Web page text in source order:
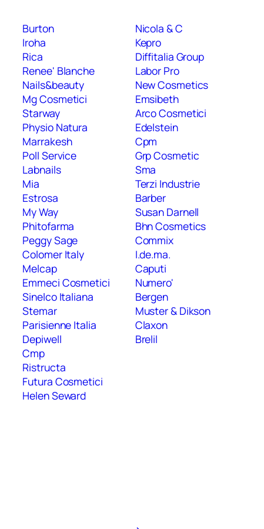
Burton
Iroha
Rica
Renee' Blanche
Nails&beauty
Mg Cosmetici
Starway
Physio Natura
Marrakesh
Poll Service
Labnails
Mia
Estrosa
My Way
Phitofarma
Peggy Sage
Colomer Italy
Melcap
Emmeci Cosmetici
Sinelco Italiana
Stemar
Parisienne Italia
Depiwell
Cmp
Ristructa
Futura Cosmetici
Helen Seward
Nicola & C
Kepro
Diffitalia Group
Labor Pro
New Cosmetics
Emsibeth
Arco Cosmetici
Edelstein
Cpm
Grp Cosmetic
Sma
Terzi Industrie
Barber
Susan Darnell
Bhn Cosmetics
Commix
I.de.ma.
Caputi
Numero'
Bergen
Muster & Dikson
Claxon
Brelil